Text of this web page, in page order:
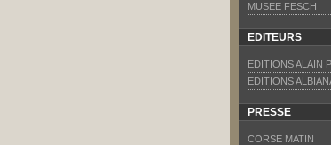
MUSEE FESCH
EDITEURS
EDITIONS ALAIN
EDITIONS
PRESSE
CORSE MATIN